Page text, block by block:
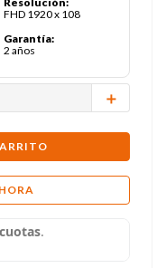
FHD 1920 x 108
Garantía:
2 años
＋